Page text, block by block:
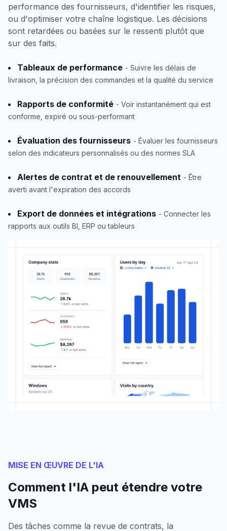
performance des fournisseurs, d'identifier les risques,
ou d'optimiser votre chaîne logistique. Les décisions
sont retardées ou basées sur le ressenti plutôt que
sur des faits.
Tableaux de performance - Suivre les délais de
livraison, la précision des commandes et la qualité du service
Rapports de conformité - Voir instantanément qui est
conforme, expiré ou sous-performant
Évaluation des fournisseurs - Évaluer les fournisseurs
selon des indicateurs personnalisés ou des normes SLA
Alertes de contrat et de renouvellement - Être
averti avant l'expiration des accords
Export de données et intégrations - Connecter les
rapports aux outils BI, ERP ou tableurs
MISE EN ŒUVRE DE L'IA
Comment l'IA peut étendre votre
VMS
Des tâches comme la revue de contrats, la